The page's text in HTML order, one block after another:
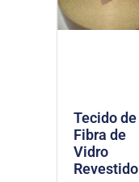
Tecido de
Fibra de
Vidro
Revestido